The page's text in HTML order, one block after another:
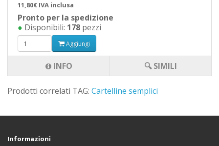
11,80€ IVA inclusa
Pronto per la spedizione
● Disponibili: 178 pezzi
Aggiungi
INFO 🔍 SIMILI
Prodotti correlati TAG: Cartelline semplici
Informazioni